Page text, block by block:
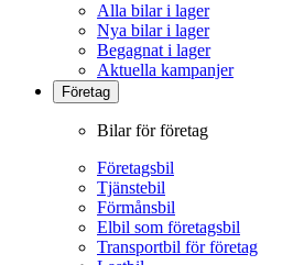
Alla bilar i lager
Nya bilar i lager
Begagnat i lager
Aktuella kampanjer
Företag
Bilar för företag
Företagsbil
Tjänstebil
Förmånsbil
Elbil som företagsbil
Transportbil för företag